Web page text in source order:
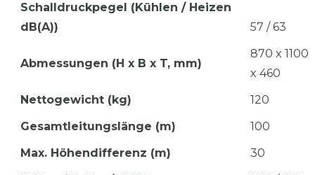
Schalldruckpegel (Kühlen / Heizen
dB(A))
57 / 63
Abmessungen (H x B x T, mm)
870 x 1100
x 460
Nettogewicht (kg)
120
Gesamtleitungslänge (m)
100
Max. Höhendifferenz (m)
30